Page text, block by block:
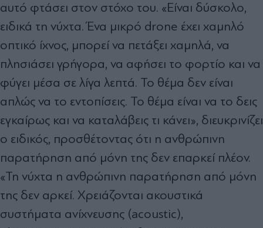
αυτό φτάσει στον στόχο του. «Είναι δύσκολο,
ειδικά τη νύχτα. Ένα μικρό drone έχει χαμηλό
οπτικό ίχνος, μπορεί να πετάξει χαμηλά, να
πλησιάσει γρήγορα, να αφήσει το φορτίο και να
φύγει μέσα σε λίγα λεπτά. Το θέμα δεν είναι
απλώς να το εντοπίσεις. Το θέμα είναι να το δεις
εγκαίρως και να καταλάβεις τι κάνει», διευκρινίζει
ο ειδικός, προσθέτοντας ότι η ανθρώπινη
παρατήρηση από μόνη της δεν επαρκεί πλέον.
«Τη νύχτα η ανθρώπινη παρατήρηση από μόνη
της δεν αρκεί. Χρειάζονται ακουστικά
συστήματα ανίχνευσης (acoustic),